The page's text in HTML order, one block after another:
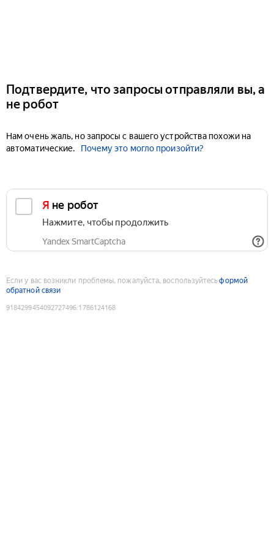
Подтвердите, что запросы отправляли вы, а
не робот
Нам очень жаль, но запросы с вашего устройства похожи на
автоматические.
Почему это могло произойти?
Я не робот
Нажмите, чтобы продолжить
Yandex SmartCaptcha
Если у вас возникли проблемы, пожалуйста, воспользуйтесьформой
обратной связи
9184299454092727496:1786124168